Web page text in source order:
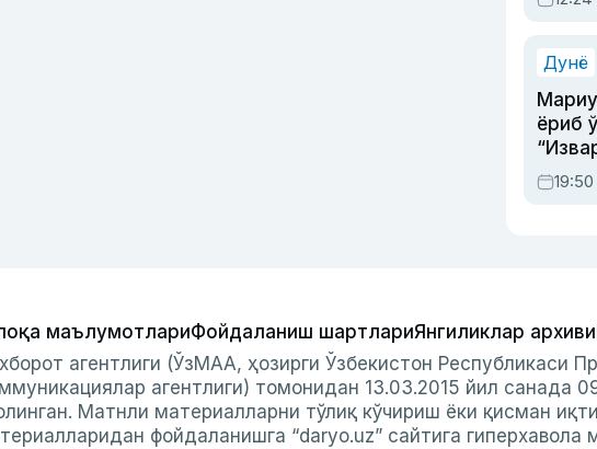
Дунё
ёриб
маълумотлариФойдаланиш шартлариЯнгиликлар архиви
агентлиги (ЎзМАА, ҳозирги Ўзбекистон Республикаси
агентлиги) томонидан 13.03.2015 йил санада
Матнли материалларни тўлиқ кўчириш ёки қисман
фойдаланишга “daryo.uz” сайтига гиперхавола